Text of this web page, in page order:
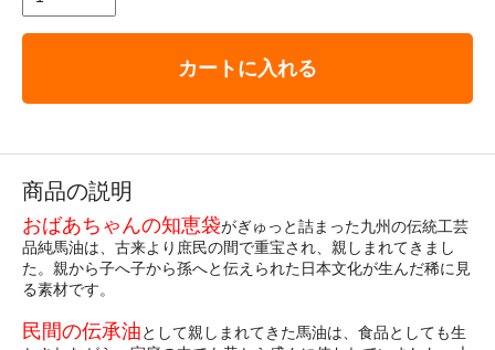
カートに入れる
商品の説明
おばあちゃんの知恵袋がぎゅっと詰まった九州の伝統工芸
品純馬油は、古来より庶民の間で重宝され、親しまれてきまし
た。親から子へ子から孫へと伝えられた日本文化が生んだ稀に見
る素材です。
民間の伝承油として親しまれてきた馬油は、食品としても生